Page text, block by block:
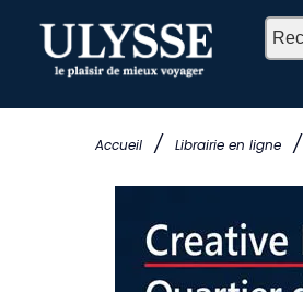
Accueil / Librairie en ligne /